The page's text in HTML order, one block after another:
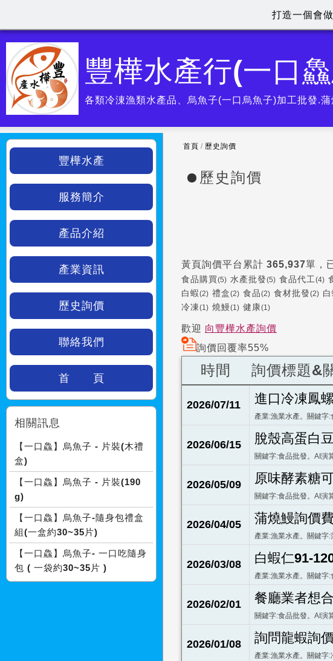
豐樺水產行(一口
各類冷涷漁類水產品、烏魚子(一口烏魚子)加工批發.
首頁 / 歷史詢價
歷史詢價
黃頁詢價平台累計 365,937單，
食品購買(5) 水產批發(5) 食品代工(4)
白蝦(2) 禮盒(2) 食品(2) 食材批發(2)
冷凍(1) 燒鰻(1) 健康(1)
歡迎 向豐樺水產詢價
詢價回覆率55%
時間 詢價標題&
2026/07/11 進口冷凍鳳
產業:漁業水產。關鍵字:
2026/06/15 脫殼高蛋白
關鍵字:食品批發。AI演
2026/05/09 原味酵素糖
關鍵字:食品批發。AI演
2026/04/05 蒲燒鰻詢價
產業:漁業水產。關鍵字
2026/03/08 白蝦仁91-
產業:漁業水產。關鍵字:
2026/02/01 餐廳業者想
關鍵字:食品批發。AI演
2026/01/08 詢問龍蝦詢
產業:漁業水產。關鍵字
豐樺水產
服務簡介
產品介紹
產業資訊
歷史詢價
聯絡我們
首 頁
相關訊息
【一口鱻】烏魚子 - 片裝(木禮
盒)
【一口鱻】烏魚子 - 片裝(190
g)
【一口鱻】烏魚子-隨身包禮盒
組(一盒約30~35片)
【一口鱻】烏魚子- 一口吃隨身
包 ( 一袋約30~35片 )
打造一個會